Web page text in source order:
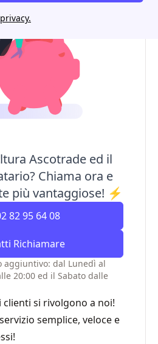
Ascotrade ed il
Chiama ora e
più vantaggiose! ⚡
82 95 64 08
Richiamare
aggiuntivo: dal Lunedì al
20:00 ed il Sabato dalle
clienti si rivolgono a noi!
semplice, veloce e